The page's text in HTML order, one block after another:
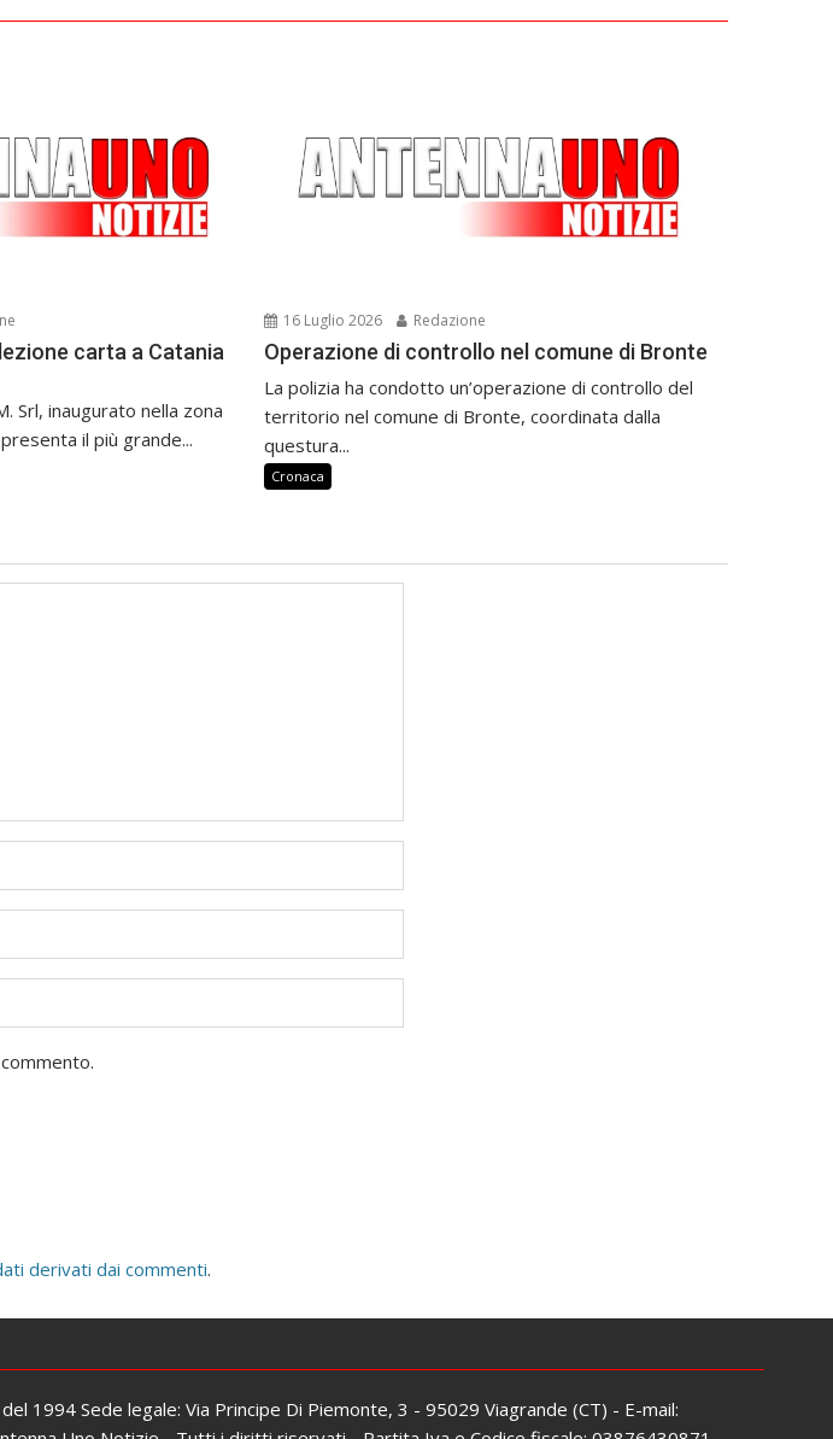
carta a Catania
Srl, inaugurato nella zona
il più grande...
16 Luglio 2026 Redazione
Operazione di controllo nel comune di Bronte
La polizia ha condotto un’operazione di controllo del
territorio nel comune di Bronte, coordinata dalla
questura...
Cronaca
derivati dai commenti.
1994 Sede legale: Via Principe Di Piemonte, 3 - 95029 Viagrande (CT) - E-mail: